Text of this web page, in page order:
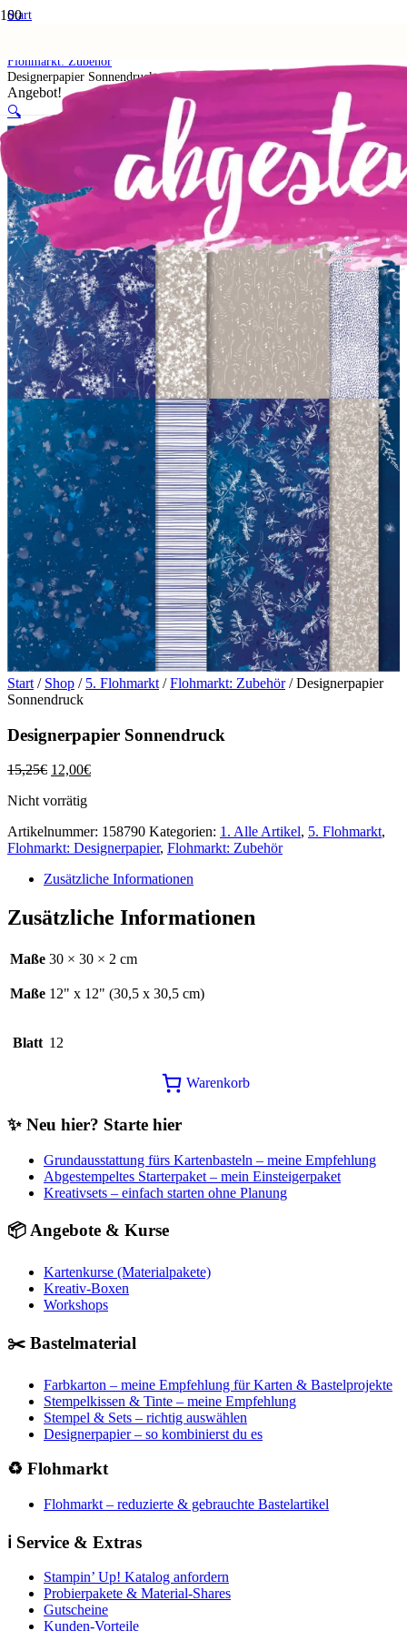
Start
Flohmarkt: Zubehör
Designerpapier Sonnendruck
Angebot!
🔍
Start / Shop / 5. Flohmarkt /Flohmarkt: Zubehör/ Designerpapier
Sonnendruck
Designerpapier Sonnendruck
15,25€ Ursprünglicher
war:
12,00€Aktueller
Nicht vorrätig
Artikelnummer: 158790 Kategorien: 1. Alle Artikel, 5. Flohmarkt,
Flohmarkt: Designerpapier, Flohmarkt: Zubehör
Zusätzliche Informationen
Zusätzliche Informationen
Maße 30 × 30 × 2 cm
Maße 12" x 12" (30,5 x 30,5 cm)
Blatt 12
Warenkorb
✨ Neu hier? Starte hier
Grundausstattung fürs Kartenbasteln – meine Empfehlung
Abgestempeltes Starterpaket – mein Einsteigerpaket
Kreativsets – einfach starten ohne Planung
📦 Angebote & Kurse
Kartenkurse (Materialpakete)
Kreativ-Boxen
Workshops
✂️ Bastelmaterial
Farbkarton – meine Empfehlung für Karten & Bastelprojekte
Stempelkissen & Tinte – meine Empfehlung
Stempel & Sets – richtig auswählen
Designerpapier – so kombinierst du es
♻️ Flohmarkt
Flohmarkt – reduzierte & gebrauchte Bastelartikel
ℹ️ Service & Extras
Stampin’ Up! Katalog anfordern
Probierpakete & Material-Shares
Gutscheine
Kunden-Vorteile